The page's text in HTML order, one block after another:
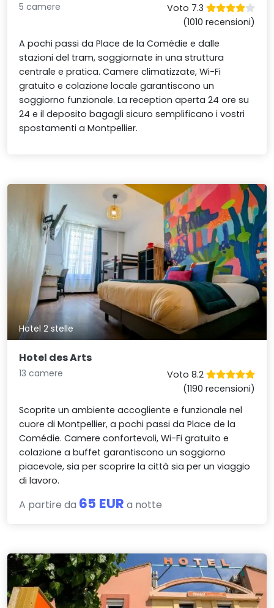
5 camere
Voto 7.3
(1010 recensioni)
A pochi passi da Place de la Comédie e dalle
stazioni del tram, soggiornate in una struttura
centrale e pratica. Camere climatizzate, Wi-Fi
gratuito e colazione locale garantiscono un
soggiorno funzionale. La reception aperta 24 ore su
24 e il deposito bagagli sicuro semplificano i vostri
spostamenti a Montpellier.
Hotel 2 stelle
Hotel des Arts
13 camere
Voto 8.2
(1190 recensioni)
Scoprite un ambiente accogliente e funzionale nel
cuore di Montpellier, a pochi passi da Place de la
Comédie. Camere confortevoli, Wi-Fi gratuito e
colazione a buffet garantiscono un soggiorno
piacevole, sia per scoprire la città sia per un viaggio
di lavoro.
A partire da 65 EUR a notte